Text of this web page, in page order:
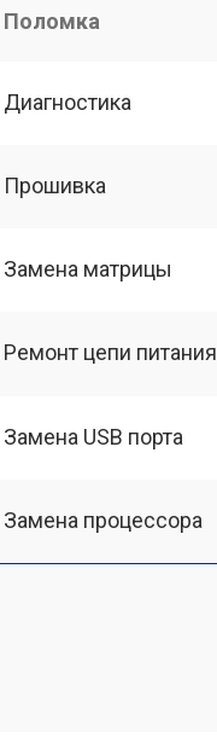
Поломка
Диагностика
Прошивка
Замена матрицы
Ремонт цепи питания
Замена USB порта
Замена процессора